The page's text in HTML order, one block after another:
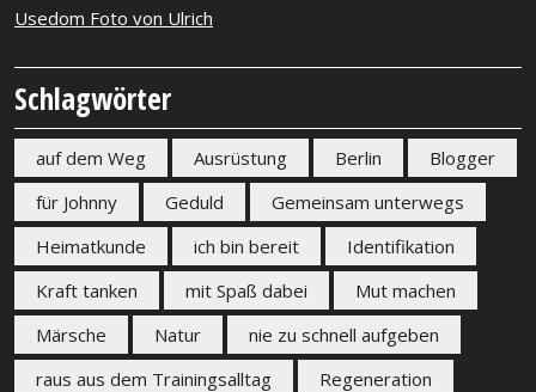
Usedom Foto von Ulrich
Schlagwörter
auf dem Weg Ausrüstung Berlin
Blogger
für Johnny
Geduld
Gemeinsam unterwegs
Heimatkunde
ich bin bereit
Identifikation
Kraft tanken
mit Spaß dabei
Mut machen
Märsche
Natur
nie zu schnell aufgeben
raus aus dem Trainingsalltag
Regeneration